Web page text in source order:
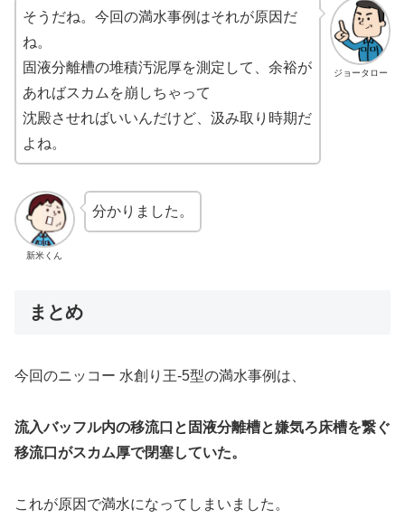
ジョータロー
そうだね。今回の満水事例はそれが原因だ
ね。
固液分離槽の堆積汚泥厚を測定して、余裕が
あればスカムを崩しちゃって
沈殿させればいいんだけど、汲み取り時期だ
よね。
新米くん
分かりました。
まとめ
今回のニッコー 水創り王-5型の満水事例は、
流入バッフル内の移流口と固液分離槽と嫌気ろ床槽を繋ぐ
移流口がスカム厚で閉塞していた。
これが原因で満水になってしまいました。